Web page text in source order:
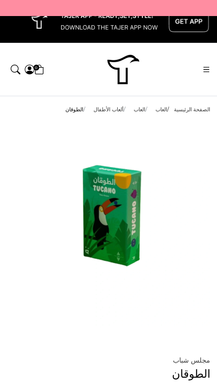
0
الصفحة الرئيسية العاب العاب ألعاب الأطفال الطوقان
مجلس شباب
الطوقان